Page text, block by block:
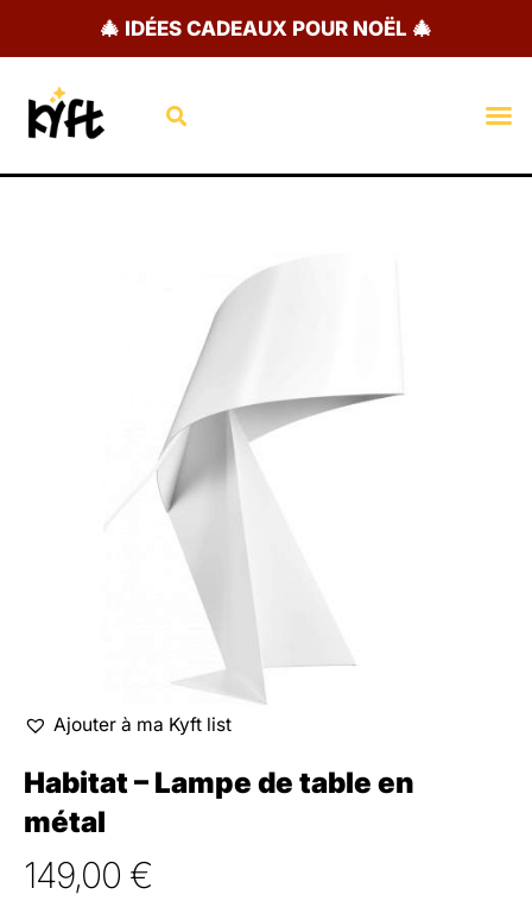
🎄 IDÉES CADEAUX POUR NOËL 🎄
Rechercher
Ajouter à ma Kyft list
Habitat – Lampe de table en
métal
149,00 €